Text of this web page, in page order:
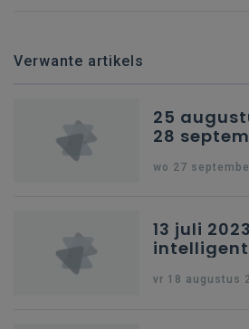
Verwante artikels
25
28
wo 27
13 juli
vr 18 augustus